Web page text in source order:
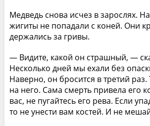
Медведь снова исчез в зарослях. На
жигиты не попадали с коней. Они
держались за гривы.
— Видите, какой он страшный, —
Несколько дней мы ехали без
Наверно, он бросится в третий раз.
на него. Сама смерть привела его
вас, не пугайтесь его рева. Если
то не унести вам костей. И не